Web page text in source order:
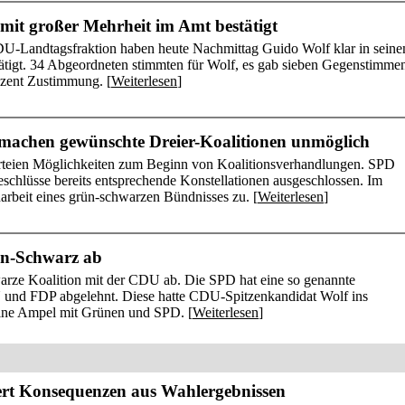
großer Mehrheit im Amt bestätigt
Landtagsfraktion haben heute Nachmittag Guido Wolf klar in
34 Abgeordneten stimmten für Wolf, es gab sieben
Zustimmung. [Weiterlesen]
gewünschte Dreier-Koalitionen unmöglich
Möglichkeiten zum Beginn von Koalitionsverhandlungen. SPD
bereits entsprechende Konstellationen ausgeschlossen. Im
eines grün-schwarzen Bündnisses zu. [Weiterlesen]
Schwarz ab
Koalition mit der CDU ab. Die SPD hat eine so genannte
FDP abgelehnt. Diese hatte CDU-Spitzenkandidat Wolf ins
Ampel mit Grünen und SPD. [Weiterlesen]
Konsequenzen aus Wahlergebnissen